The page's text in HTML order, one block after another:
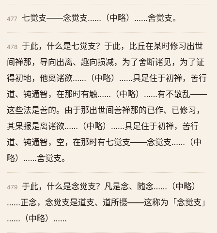
477 七觉支——念觉支……（中略）……舍觉支。
478
于此，什么是七觉支？于此，比丘在某时修习出世
间禅那，导向出离、趣向损减，为了舍断诸见，为了证
得初地，他离诸欲……（中略）……具足住于初禅，苦行
道、钝通智，在那时有触……（中略）……有不散乱——
这些法是善的。由于那出世间善禅那的已作、已修习，
其果报是离诸欲……（中略）……具足住于初禅，苦行
道、钝通智，空，在那时有七觉支——念觉支……（中
略）……舍觉支。
479
于此，什么是念觉支？凡是念、随念……（中略）
……正念，念觉支是道支、道所摄——这称为「念觉支」
……（中略）……